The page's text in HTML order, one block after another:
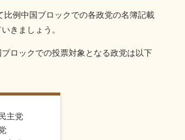
比例中国ブロックでの各政党の名簿記載
きましょう。
ブロックでの投票対象となる政党は以下
主党